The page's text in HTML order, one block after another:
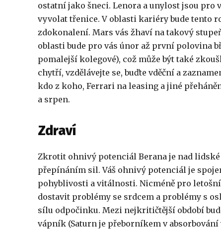
ostatní jako šneci. Lenora a unylost jsou pro
vyvolat třenice. V oblasti kariéry bude tento
zdokonalení. Mars vás žhaví na takový
oblasti bude pro vás únor až první polovina
pomalejší kolegové), což může být také
chytří, vzdělávejte se, buďte vděční a
kdo z koho, Ferrari na leasing a jiné
a srpen.
Zdraví
Zkrotit ohnivý potenciál Berana je nad lidské
přepínáním sil. Váš ohnivý potenciál je
pohyblivosti a vitálnosti. Nicméně pro
dostavit problémy se srdcem a problémy s
sílu odpočinku. Mezi nejkritičtější období
vápník (Saturn je přeborníkem v